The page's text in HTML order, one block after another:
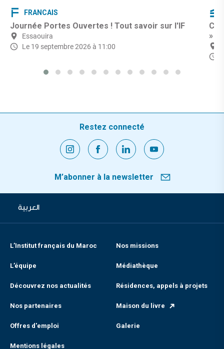
FRANCAIS
Journée Portes Ouvertes ! Tout savoir sur l'IF
Essaouira
Le 19 septembre 2026 à 11:00
»
Restez connecté
M’abonner à la newsletter
العربية
L’Institut français du Maroc Nos missions
L’équipe Médiathèque
Découvrez nos actualités Résidences, appels à projets
Nos partenaires Maison du livre
Offres d'emploi Galerie
Mentions légales